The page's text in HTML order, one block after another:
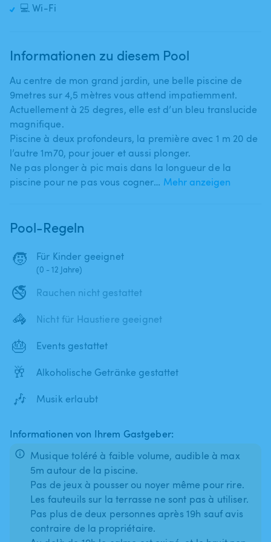
💻 Wi-Fi
Informationen zu diesem Pool
Au centre de mon grand jardin​,​ une belle piscine de
9metres sur 4​,​5 mètres vous attend impatiemment.
Actuellement à 25 degres​,​ elle est d’un bleu translucide
magnifique.
Piscine à deux profondeurs​,​ la première avec 1 m 20 de
l’autre 1m70​,​ pour jouer et aussi plonger.
Ne pas plonger à pic mais dans la longueur de la
piscine pour ne pas vous cogner… Mehr anzeigen
Pool-Regeln
🧒 Für Kinder geeignet
(0 - 12 Jahre)
🚭 Rauchen nicht gestattet
🦓 Nicht für Haustiere geeignet
🎂 Events gestattet
🥂 Alkoholische Getränke gestattet
🎶 Musik erlaubt
Informationen von Ihrem Gastgeber:
Musique toléré à faible volume, audible à max
5m autour de la piscine.
Pas de jeux à pousser ou noyer même pour rire.
Les fauteuils sur la terrasse ne sont pas à utiliser.
Pas plus de deux personnes après 19h sauf avis
contraire de la propriétaire.